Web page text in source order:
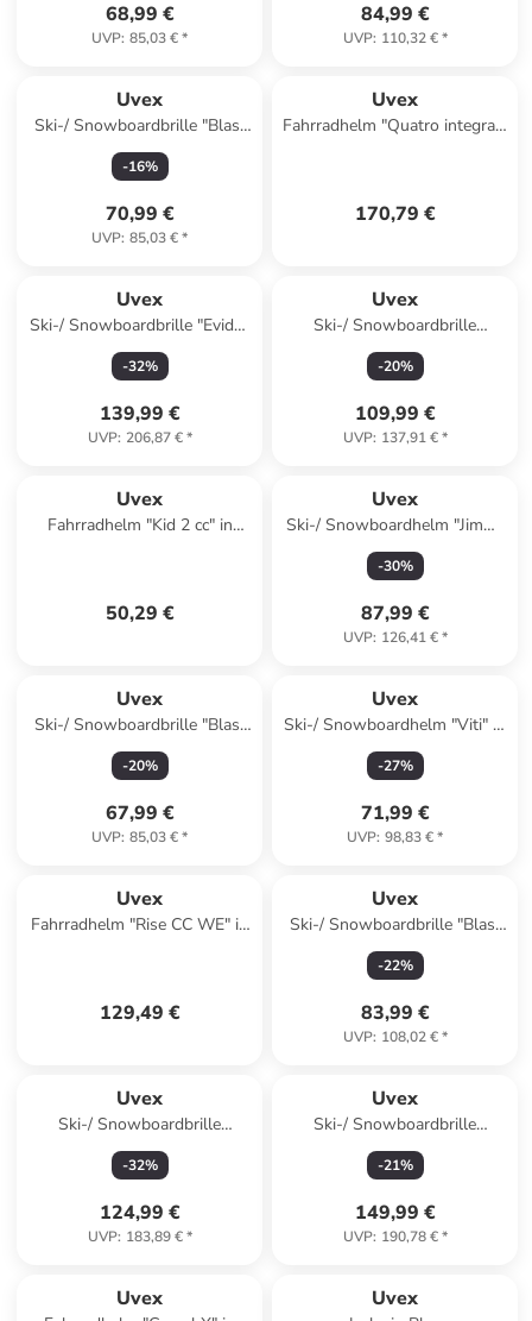
68,99 €
UVP: 85,03 €*
84,99 €
UVP: 110,32 €*
Uvex
Ski-/ Snowboardbrille "Blast
FM" in Lila
-16%
70,99 €
UVP: 85,03 €*
Uvex
Fahrradhelm "Quatro integrale
170,79 €
Uvex
Ski-/ Snowboardbrille "Evidnt
ATTRACT S" in Lila
-32%
139,99 €
UVP: 206,87 €*
Uvex
Ski-/ Snowboardbrille
"Downhill 2100 CV" in Grün
-20%
109,99 €
UVP: 137,91 €*
Uvex
Fahrradhelm "Kid 2 cc" in
50,29 €
Uvex
Ski-/ Snowboardhelm "Jimm"
in Anthrazit
-30%
87,99 €
UVP: 126,41 €*
Uvex
Ski-/ Snowboardbrille "Blast
FM" in Hellblau/ Weiß
-20%
67,99 €
UVP: 85,03 €*
Uvex
Ski-/ Snowboardhelm "Viti" in
Grün
-27%
71,99 €
UVP: 98,83 €*
Uvex
Fahrradhelm "Rise CC WE" in
129,49 €
Uvex
Ski-/ Snowboardbrille "Blast
CV" in Blau/ Schwarz
-22%
83,99 €
UVP: 108,02 €*
Uvex
Ski-/ Snowboardbrille
"Victorious V" in Orange/
Weiß
-32%
124,99 €
UVP: 183,89 €*
Uvex
Ski-/ Snowboardbrille
"Victorious S pro V" in
Hellbraun/ Weiß
-21%
149,99 €
UVP: 190,78 €*
Uvex Uvex